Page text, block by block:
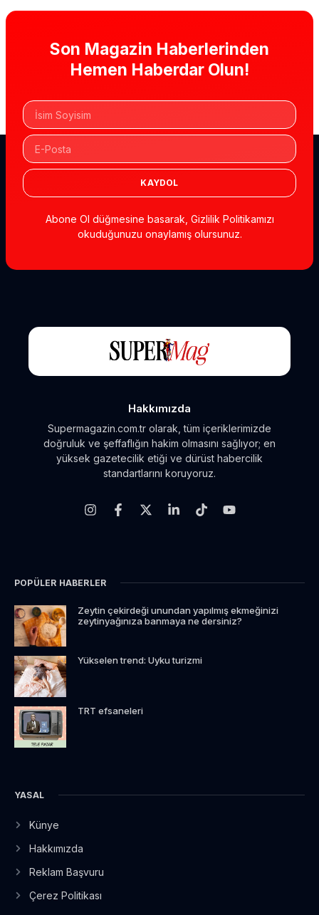
Son Magazin Haberlerinden
Hemen Haberdar Olun!
KAYDOL
Abone Ol düğmesine basarak, Gizlilik Politikamızı
okuduğunuzu onaylamış olursunuz.
Hakkımızda
Supermagazin.com.tr olarak, tüm içeriklerimizde
doğruluk ve şeffaflığın hakim olmasını sağlıyor; en
yüksek gazetecilik etiği ve dürüst habercilik
standartlarını koruyoruz.
POPÜLER HABERLER
Zeytin çekirdeği unundan yapılmış ekmeğinizi
zeytinyağınıza banmaya ne dersiniz?
Yükselen trend: Uyku turizmi
TRT efsaneleri
YASAL
Künye
Hakkımızda
Reklam Başvuru
Çerez Politikası